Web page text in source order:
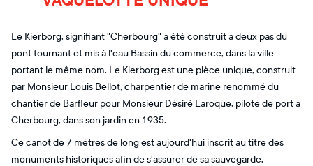
Le Kierborg, signifiant "Cherbourg" a été construit à deux pas du
pont tournant et mis à l'eau Bassin du commerce, dans la ville
portant le même nom. Le Kierborg est une pièce unique, construit
par Monsieur Louis Bellot, charpentier de marine renommé du
chantier de Barfleur pour Monsieur Désiré Laroque, pilote de port à
Cherbourg, dans son jardin en 1935.
Ce canot de 7 mètres de long est aujourd'hui inscrit au titre des
monuments historiques afin de s'assurer de sa sauvegarde.